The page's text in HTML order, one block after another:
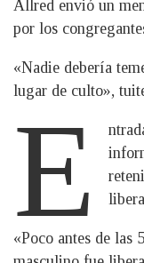
Allred envió un
por los
«Nadie debería
lugar de culto»,
E
«Poco antes de las